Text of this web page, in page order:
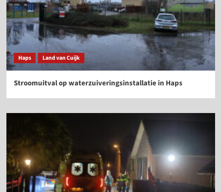
Haps Land van Cuijk
Stroomuitval op waterzuiveringsinstallatie in Haps